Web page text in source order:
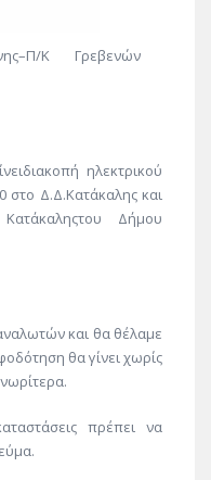
–Π/Κ Γρεβενών
διακοπή ηλεκτρικού
0 στο Δ.Δ.Κατάκαληςκαι
Κατάκαληςτου Δήμου
και θα θέλαμε
θα γίνει χωρίς
πρέπει να